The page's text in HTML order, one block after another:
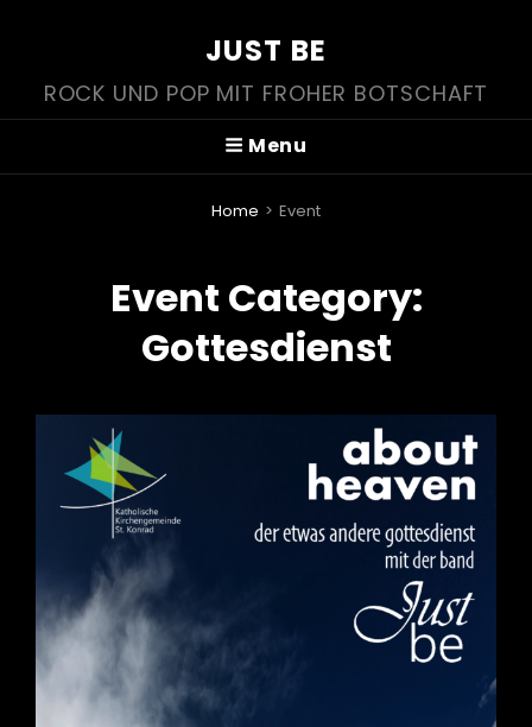
JUST BE
ROCK UND POP MIT FROHER BOTSCHAFT
Menu
Home > Event
Event Category:
Gottesdienst